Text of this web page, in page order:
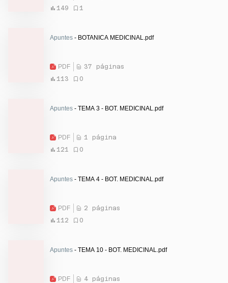
149
1
Apuntes - BOTANICA MEDICINAL.pdf
PDF
37 páginas
113
0
Apuntes - TEMA 3 - BOT. MEDICINAL.pdf
PDF
1 página
121
0
Apuntes - TEMA 4 - BOT. MEDICINAL.pdf
PDF
2 páginas
112
0
Apuntes - TEMA 10 - BOT. MEDICINAL.pdf
PDF
4 páginas